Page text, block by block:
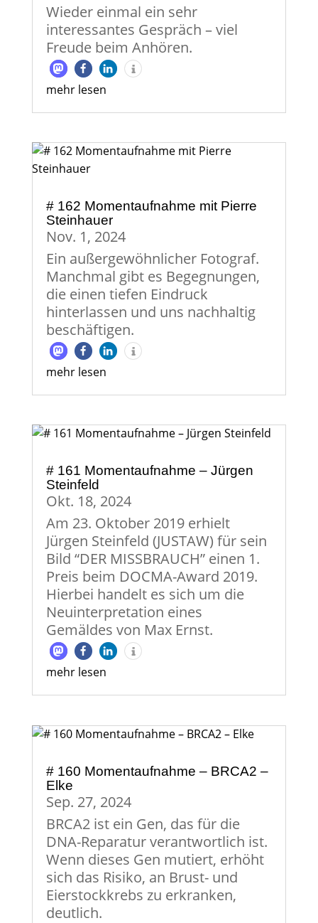
Wieder einmal ein sehr
interessantes Gespräch – viel
Freude beim Anhören.
mehr lesen
# 162 Momentaufnahme mit Pierre
Steinhauer
Nov. 1, 2024
Ein außergewöhnlicher Fotograf.
Manchmal gibt es Begegnungen,
die einen tiefen Eindruck
hinterlassen und uns nachhaltig
beschäftigen.
mehr lesen
# 161 Momentaufnahme – Jürgen
Steinfeld
Okt. 18, 2024
Am 23. Oktober 2019 erhielt
Jürgen Steinfeld (JUSTAW) für sein
Bild “DER MISSBRAUCH” einen 1.
Preis beim DOCMA-Award 2019.
Hierbei handelt es sich um die
Neuinterpretation eines
Gemäldes von Max Ernst.
mehr lesen
# 160 Momentaufnahme – BRCA2 –
Elke
Sep. 27, 2024
BRCA2 ist ein Gen, das für die
DNA-Reparatur verantwortlich ist.
Wenn dieses Gen mutiert, erhöht
sich das Risiko, an Brust- und
Eierstockkrebs zu erkranken,
deutlich.